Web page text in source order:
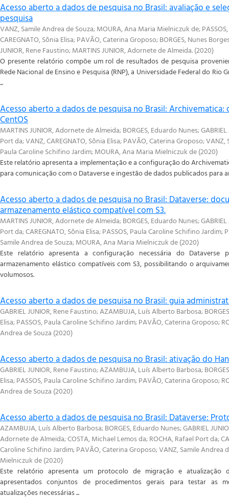
Acesso aberto a dados de pesquisa no Brasil: avaliação e
pesquisa
VANZ, Samile Andrea de Souza;MOURA, Ana Maria Mielniczuk de;
CAREGNATO, Sônia Elisa;PAVÃO, Caterina Groposo;BORGES, Nunes
JUNIOR, Rene Faustino;MARTINS JUNIOR, Adornete de Almeida.(2020)
O presente relatório compõe um rol de resultados de pesquisa
Rede Nacional de Ensino e Pesquisa (RNP), a Universidade Federal do Rio
...
Acesso aberto a dados de pesquisa no Brasil:
CentOS
MARTINS JUNIOR, Adornete de Almeida;BORGES, Eduardo Nunes;
Port da;VANZ, CAREGNATO, Sônia Elisa;PAVÃO, Caterina Groposo;VANZ,
Paula Caroline Schifino Jardim;MOURA, Ana Maria Mielniczuk de(2020)
Este relatório apresenta a implementação e a configuração do
para comunicação com o Dataverse e ingestão de dados publicados para
Acesso aberto a dados de pesquisa no Brasil: Dataverse:
armazenamento elástico compatível com S3.
MARTINS JUNIOR, Adornete de Almeida;BORGES, Eduardo Nunes;
Port da;CAREGNATO, Sônia Elisa;PASSOS, Paula Caroline Schifino Jardim;
Samile Andrea de Souza;MOURA, Ana Maria Mielniczuk de(2020)
Este relatório apresenta a configuração necessária do Dataverse
armazenamento elástico compatíveis com S3, possibilitando o
volumosos.
Acesso aberto a dados de pesquisa no Brasil: guia
GABRIEL JUNIOR, Rene Faustino;AZAMBUJA, Luís Alberto Barbosa;
Elisa;PASSOS, Paula Caroline Schifino Jardim;PAVÃO, Caterina Groposo;
Andrea de Souza (2020)
Acesso aberto a dados de pesquisa no Brasil: ativação do
GABRIEL JUNIOR, Rene Faustino;AZAMBUJA, Luís Alberto Barbosa;
Elisa;PASSOS, Paula Caroline Schifino Jardim;PAVÃO, Caterina Groposo;
Andrea de Souza (2020)
Acesso aberto a dados de pesquisa no Brasil: Dataverse:
AZAMBUJA, Luís Alberto Barbosa;BORGES, Eduardo Nunes;GABRIEL
Adornete de Almeida;COSTA, Michael Lemos da;ROCHA, Rafael Port da;
Caroline Schifino Jardim;PAVÃO, Caterina Groposo;VANZ, Samile Andrea
Mielniczuk de(2020)
Este relatório apresenta um protocolo de migração e atualização
apresentados conjuntos de procedimentos gerais para testar as
atualizações necessárias ...